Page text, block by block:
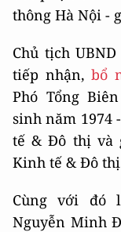
thông Hà Nội -
Chủ tịch
tiếp nhận, bổ
Phó Tổng
sinh năm 1974
tế & Đô thị và
Kinh tế & Đô
Cùng với đó
Nguyễn Minh